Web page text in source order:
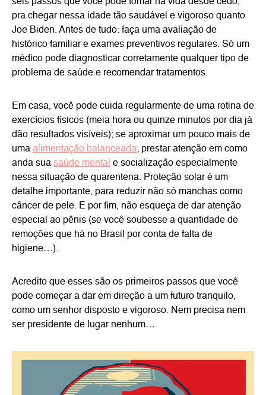
seis passos que você pode tomar na vida desde cedo,
pra chegar nessa idade tão saudável e vigoroso quanto
Joe Biden. Antes de tudo: faça uma avaliação de
histórico familiar e exames preventivos regulares. Só um
médico pode diagnosticar corretamente qualquer tipo de
problema de saúde e recomendar tratamentos.
Em casa, você pode cuida regularmente de uma rotina de
exercícios físicos (meia hora ou quinze minutos por dia já
dão resultados visíveis); se aproximar um pouco mais de
uma alimentação balanceada; prestar atenção em como
anda sua saúde mental e socialização especialmente
nessa situação de quarentena. Proteção solar é um
detalhe importante, para reduzir não só manchas como
câncer de pele. E por fim, não esqueça de dar atenção
especial ao pênis (se você soubesse a quantidade de
remoções que há no Brasil por conta de falta de
higiene…).
Acredito que esses são os primeiros passos que você
pode começar a dar em direção a um futuro tranquilo,
como um senhor disposto e vigoroso. Nem precisa nem
ser presidente de lugar nenhum…